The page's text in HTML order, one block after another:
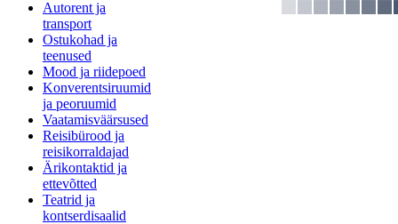
Autorent ja
transport
Ostukohad ja
teenused
Mood ja riidepoed
Konverentsiruumid
ja peoruumid
Vaatamisväärsused
Reisibürood ja
reisikorraldajad
Ärikontaktid ja
ettevõtted
Teatrid ja
kontserdisaalid